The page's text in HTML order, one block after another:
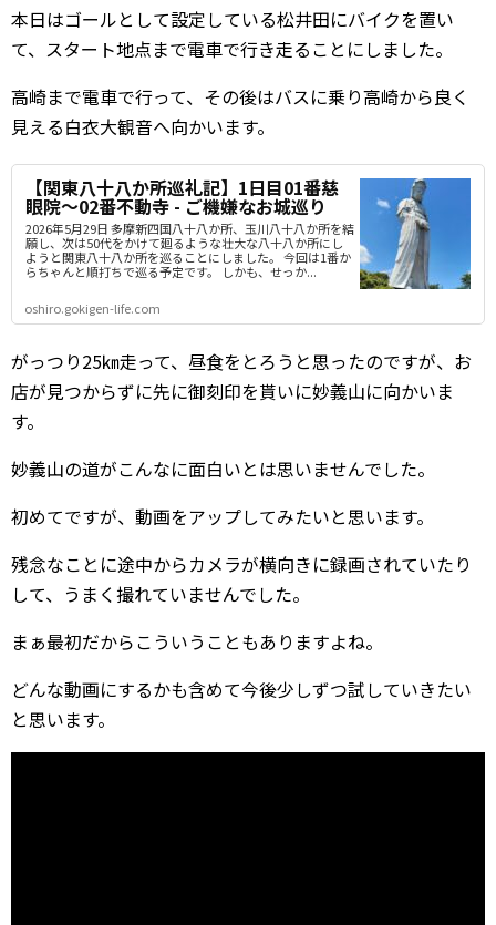
本日はゴールとして設定している松井田にバイクを置い
て、スタート地点まで電車で行き走ることにしました。
高崎まで電車で行って、その後はバスに乗り高崎から良く
見える白衣大観音へ向かいます。
【関東八十八か所巡礼記】1日目01番慈
眼院～02番不動寺 - ご機嫌なお城巡り
2026年5月29日 多摩新四国八十八か所、玉川八十八か所を結
願し、次は50代をかけて廻るような壮大な八十八か所にし
ようと関東八十八か所を巡ることにしました。 今回は1番か
らちゃんと順打ちで巡る予定です。 しかも、せっか...
oshiro.gokigen-life.com
がっつり25㎞走って、昼食をとろうと思ったのですが、お
店が見つからずに先に御刻印を貰いに妙義山に向かいま
す。
妙義山の道がこんなに面白いとは思いませんでした。
初めてですが、動画をアップしてみたいと思います。
残念なことに途中からカメラが横向きに録画されていたり
して、うまく撮れていませんでした。
まぁ最初だからこういうこともありますよね。
どんな動画にするかも含めて今後少しずつ試していきたい
と思います。